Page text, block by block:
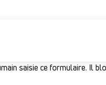
saisie ce formulaire. Il